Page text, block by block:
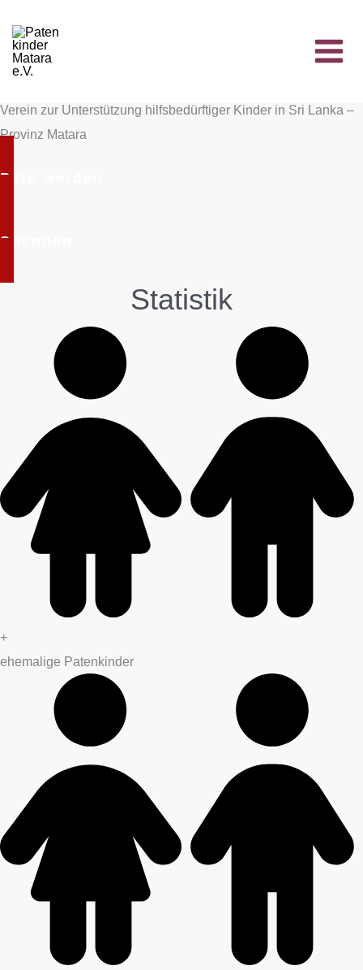
Inhalt
springen
Main
Verein zur Unterstützung hilfsbedürftiger Kinder in Sri Lanka –
Provinz Matara
Pate werden
Spenden
Statistik
+
ehemalige Patenkinder